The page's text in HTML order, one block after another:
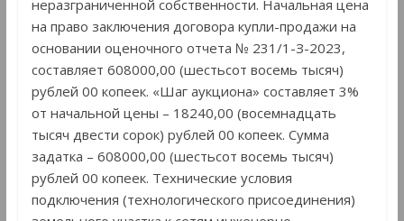
неразграниченной собственности. Начальная цена
на право заключения договора купли-продажи на
основании оценочного отчета № 231/1-З-2023,
составляет 608000,00 (шестьсот восемь тысяч)
рублей 00 копеек. «Шаг аукциона» составляет 3%
от начальной цены – 18240,00 (восемнадцать
тысяч двести сорок) рублей 00 копеек. Сумма
задатка – 608000,00 (шестьсот восемь тысяч)
рублей 00 копеек. Технические условия
подключения (технологического присоединения)